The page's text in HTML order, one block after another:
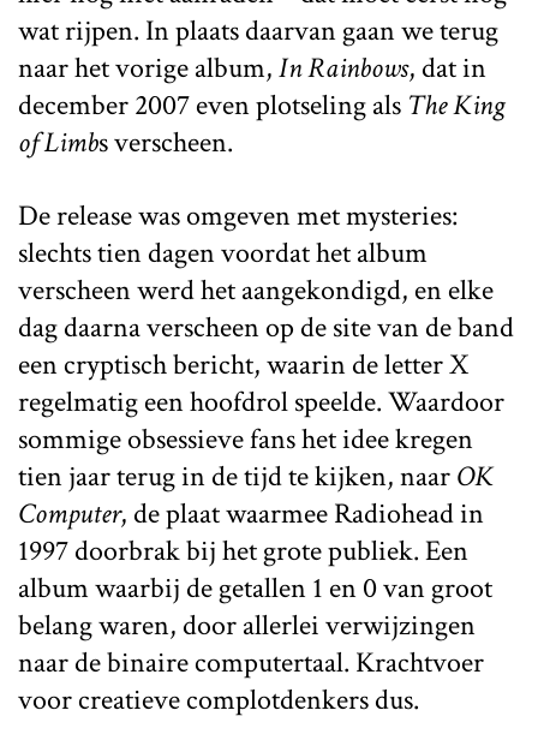
wat rijpen. In plaats daarvan gaan we terug
naar het vorige album,In Rainbows, dat in
december 2007 even plotseling als The King
of Limbs verscheen.
De release was omgeven met mysteries:
slechts tien dagen voordat het album
verscheen werd het aangekondigd, en elke
dag daarna verscheen op de site van de band
een cryptisch bericht, waarin de letter X
regelmatig een hoofdrol speelde. Waardoor
sommige obsessieve fans het idee kregen
tien jaar terug in de tijd te kijken, naarOK
Computer, de plaat waarmee Radiohead in
1997 doorbrak bij het grote publiek. Een
album waarbij de getallen 1 en 0 van groot
belang waren, door allerlei verwijzingen
naar de binaire computertaal. Krachtvoer
voor creatieve complotdenkers dus.